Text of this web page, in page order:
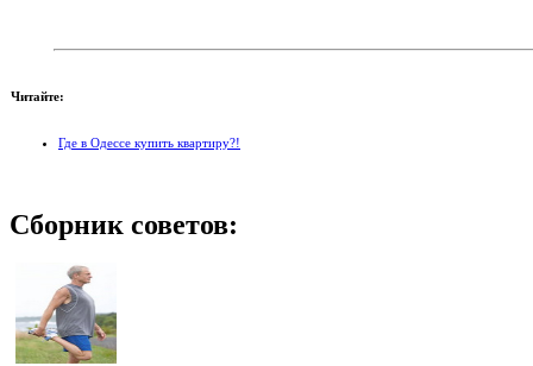
Читайте:
Где в Одессе купить квартиру?!
Сборник советов: